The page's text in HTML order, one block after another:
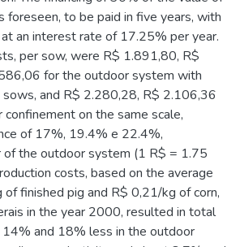
foreseen, to be paid in five years, with
an interest rate of 17.25% per year.
per sow, were R$ 1.891,80, R$
for the outdoor system with
and R$ 2.280,28, R$ 2.106,36
on the same scale,
of 17%, 19.4% e 22.4%,
of the outdoor system (1 R$ = 1.75
costs, based on the average
finished pig and R$ 0,21/kg of corn,
in the year 2000, resulted in total
and 18% less in the outdoor